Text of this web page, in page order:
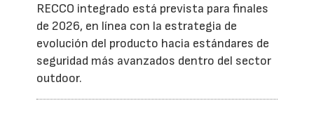
RECCO integrado está prevista para finales
de 2026, en línea con la estrategia de
evolución del producto hacia estándares de
seguridad más avanzados dentro del sector
outdoor.